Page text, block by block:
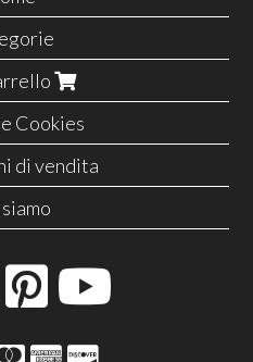
Cookies
di vendita